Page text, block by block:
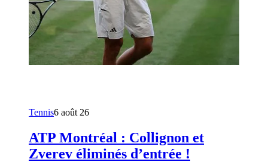
Tennis6 août 26
ATP Montréal : Collignon et
Zverev éliminés d’entrée !